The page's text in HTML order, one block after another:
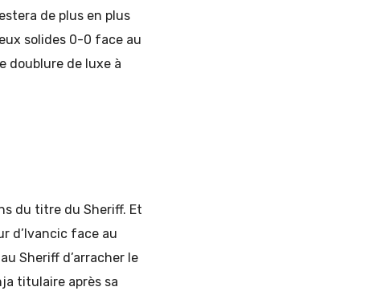
de plus en plus
solides 0-0 face au
doublure de luxe à
du titre du Sheriff. Et
d’Ivancic face au
Sheriff d’arracher le
titulaire après sa